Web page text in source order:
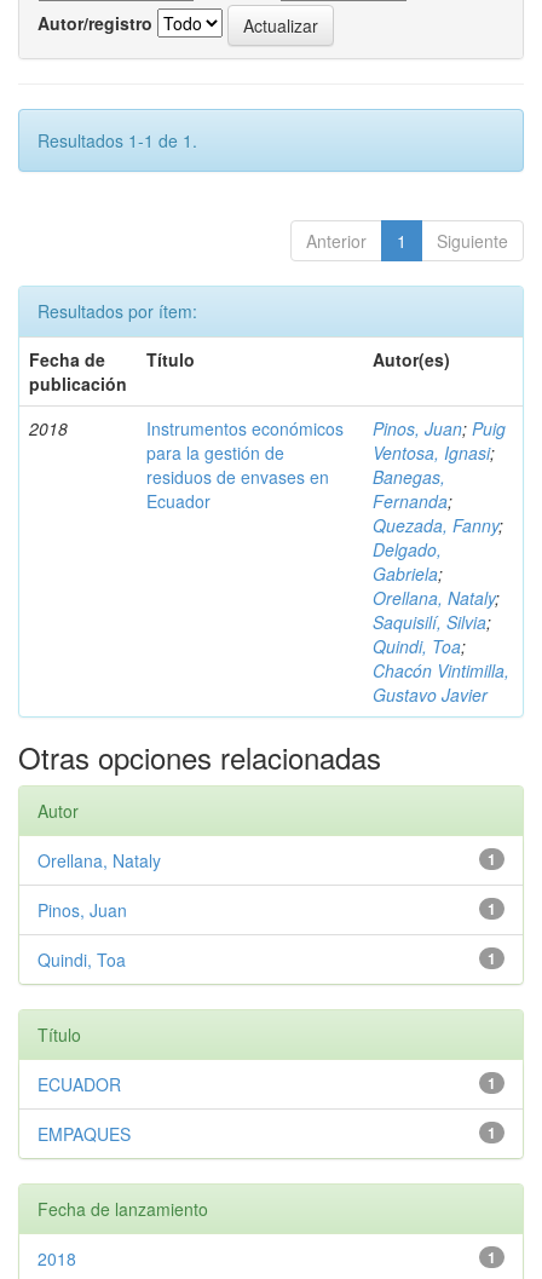
Autor/registro
Resultados 1-1 de 1.
Anterior 1 Siguiente
Resultados por ítem:
Fecha de
publicación
Título Autor(es)
2018
Instrumentos económicos
para la gestión de
residuos de envases en
Ecuador
Pinos, Juan; Puig
Ventosa, Ignasi;
Banegas,
Fernanda;
Quezada, Fanny;
Delgado,
Gabriela;
Orellana, Nataly;
Saquisilí, Silvia;
Quindi, Toa;
Chacón Vintimilla,
Gustavo Javier
Otras opciones relacionadas
Autor
1
Orellana, Nataly
1
Pinos, Juan
1
Quindi, Toa
Título
1
ECUADOR
1
EMPAQUES
Fecha de lanzamiento
1
2018